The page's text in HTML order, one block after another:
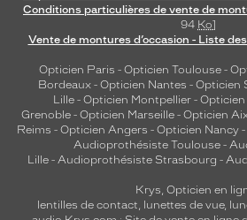
Conditions particulières de vente de
94 Ko]
Vente de montures d’occasion - Liste
Opticien Paris - Opticien Toulouse-
Bordeaux- Opticien Nantes - Opticien
Lille - Opticien Montpellier - Opticien
Grenoble - Opticien Marseille - Opticien
Reims - Opticien Angers - Opticien Nancy -
Audioprothésiste Toulouse-
Lille- Audioprothésiste Strasbourg -
Krys, Opticien en
lentilles de contact, lunettes de vue,